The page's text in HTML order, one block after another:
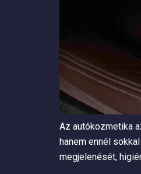
Az autókozmetika
hanem ennél
megjelenését,